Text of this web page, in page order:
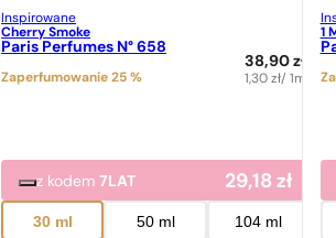
Inspirowane
Cherry Smoke
Paris Perfumes N° 658
Zaperfumowanie 25 %
38,90zł
1,30zł/ 1ml
z kodem7LAT 29,18zł
30 ml 50 ml 104 ml
1